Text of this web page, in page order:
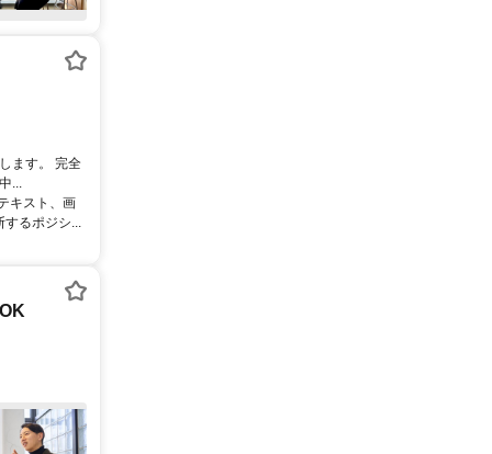
ます。 完全
...
キスト、画
するポジシ...